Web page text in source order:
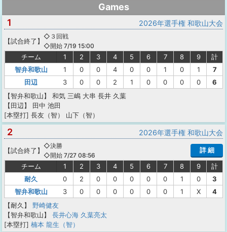
Games
1
2026年選手権 和歌山大会
【試合終了 】
◇３回戦
◇開始 7/19 15:00
チーム 1 2 3 4 5 6 7 8 9
計
智弁和歌山
1 0 0 4 0 0 1 0 1
7
田辺
3 0 0 2 1 0 0 0 0
6
【智弁和歌山】
和気 三嶋 大串 長井 久葉
【田辺】
田中 池田
[本塁打] 長友（智） 山下（智）
2 2026年選手権 和歌山大会
【試合終了 】
◇決勝
◇開始 7/27 08:56
詳 細
チーム 1 2 3 4 5 6 7 8 9
計
耐久
0 2 0 0 0 0 0 1 0
3
智弁和歌山
3 0 0 0 0 0 0 1 X
4
【耐久】
野崎健友
【智弁和歌山】
長井心海 久葉亮太
[本塁打] 楠本 龍生（智）